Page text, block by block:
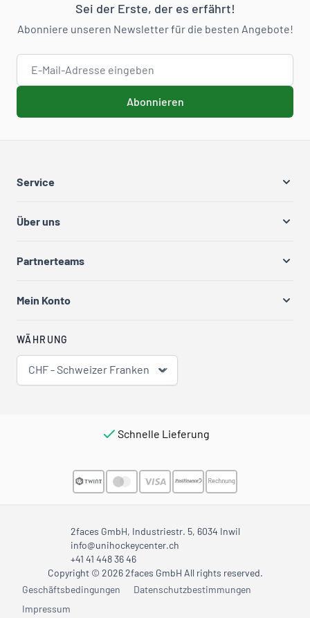
Sei der Erste, der es erfährt!
Abonniere unseren Newsletter für die besten Angebote!
E-Mail-Adresse
Abonnieren
Service
Über uns
Partnerteams
Mein Konto
WÄHRUNG
CHF - Schweizer Franken
Schnelle Lieferung
2faces GmbH, Industriestr. 5, 6034 Inwil
info@unihockeycenter.ch
+41 41 448 36 46
Copyright © 2026 2faces GmbH All rights reserved.
Geschäftsbedingungen
Datenschutzbestimmungen
Impressum